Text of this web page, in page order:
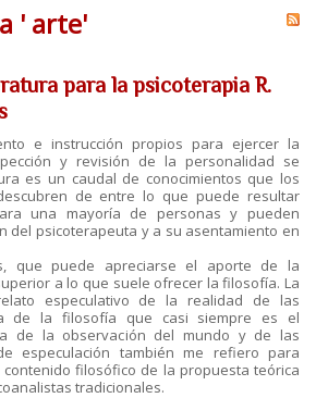
' arte'
para la psicoterapia R.
e instrucción propios para ejercer la
y revisión de la personalidad se
es un caudal de conocimientos que los
de entre lo que puede resultar
una mayoría de personas y pueden
del psicoterapeuta y a su asentamiento en
que puede apreciarse el aporte de la
a lo que suele ofrecer la filosofía. La
especulativo de la realidad de las
de la filosofía que casi siempre es el
de la observación del mundo y de las
especulación también me refiero para
filosófico de la propuesta teórica
tradicionales.